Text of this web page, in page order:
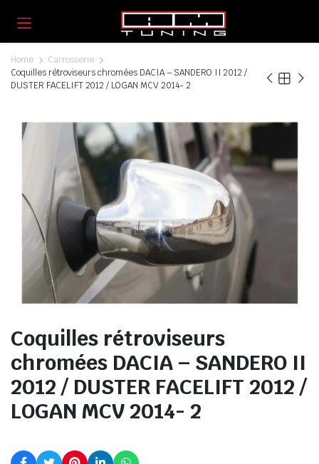
Home
Carrosserie
Coquilles rétroviseurs chromées DACIA – SANDERO II 2012 /
DUSTER FACELIFT 2012 / LOGAN MCV 2014- 2
Coquilles rétroviseurs
chromées DACIA – SANDERO II
2012 / DUSTER FACELIFT 2012 /
LOGAN MCV 2014- 2